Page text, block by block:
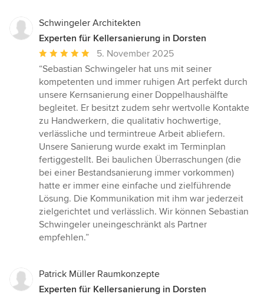
Schwingeler Architekten
Experten für Kellersanierung in Dorsten
Durchschnittliche
Bewertung:
5
von
5
Sternen
5. November 2025
“Sebastian Schwingeler hat uns mit seiner
kompetenten und immer ruhigen Art perfekt durch
unsere Kernsanierung einer Doppelhaushälfte
begleitet. Er besitzt zudem sehr wertvolle Kontakte
zu Handwerkern, die qualitativ hochwertige,
verlässliche und termintreue Arbeit abliefern.
Unsere Sanierung wurde exakt im Terminplan
fertiggestellt. Bei baulichen Überraschungen (die
bei einer Bestandsanierung immer vorkommen)
hatte er immer eine einfache und zielführende
Lösung. Die Kommunikation mit ihm war jederzeit
zielgerichtet und verlässlich. Wir können Sebastian
Schwingeler uneingeschränkt als Partner
empfehlen.”
Patrick Müller Raumkonzepte
Experten für Kellersanierung in Dorsten